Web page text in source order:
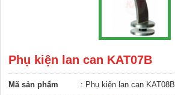
Phụ kiện lan can KAT07B
Mã sản phẩm : Phụ kiện lan can KAT08B